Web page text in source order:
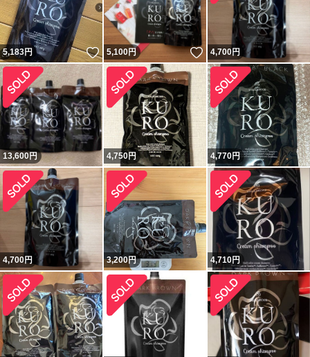
5,183円 いいね！
5,100円 いいね！
4,700円
13,600円 4,750円 4,770円
4,700円 3,200円 4,710円